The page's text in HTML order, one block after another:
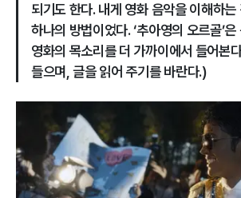
되기도 한다. 내게 영화 음악을 이해하
하나의 방법이었다. ‘추아영의 오르골’
영화의 목소리를 더 가까이에서 들어본
들으며, 글을 읽어 주기를 바란다.)